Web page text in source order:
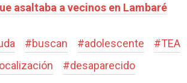
asaltaba a vecinos en Lambaré
#buscan #adolescente #TEA
localización #desaparecido